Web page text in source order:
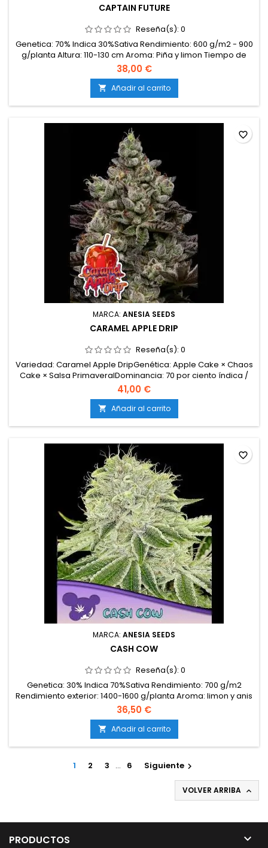
CAPTAIN FUTURE
Reseña(s): 0
Genetica: 70% Indica 30%Sativa Rendimiento: 600 g/m2 - 900
g/planta Altura: 110-130 cm Aroma: Piña y limon Tiempo de
floración: 10-11 semanas THC: 36%
38,00 €
 Añadir al carrito
MARCA: ANESIA SEEDS
CARAMEL APPLE DRIP
Reseña(s): 0
Variedad: Caramel Apple DripGenética: Apple Cake × Chaos
Cake × Salsa PrimaveralDominancia: 70 por ciento índica /
30 por ciento sativaTHC: Hasta 34 por cientoFloración: 8–9
semanasCosecha exterior: Mediados a finales de
septiembreAltura interior: 140–180 cmAltura exterior: 200–250
cmProducción interior: 600–650 g por m²...
41,00 €
 Añadir al carrito
favorite_border
MARCA: ANESIA SEEDS
CASH COW
Reseña(s): 0
Genetica: 30% Indica 70%Sativa Rendimiento: 700 g/m2
Rendimiento exterior: 1400-1600 g/planta Aroma: limon y anis
Tiempo de floración: 9 semanas THC: 32%
36,50 €
 Añadir al carrito
favorite_border
1 2 3 … 6 Siguiente 
VOLVER ARRIBA 
PRODUCTOS 